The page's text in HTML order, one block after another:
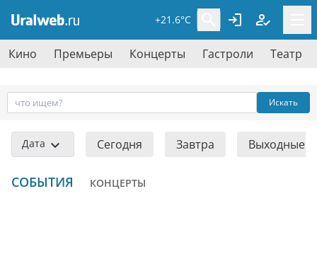
+21.6°C
Кино Премьеры Концерты Гастроли Театр
Искать
Дата Сегодня Завтра Выходные
СОБЫТИЯ КОНЦЕРТЫ